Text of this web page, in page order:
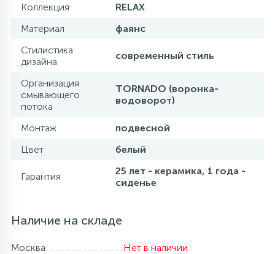
Коллекция
RELAX
Материал
фаянс
Стилистика
дизайна
современный стиль
Организация
смывающего
потока
TORNADO (воронка-
водоворот)
Монтаж
подвесной
Цвет
белый
Гарантия
25 лет - керамика, 1 года -
сиденье
Наличие на складе
Москва
Нет в наличии